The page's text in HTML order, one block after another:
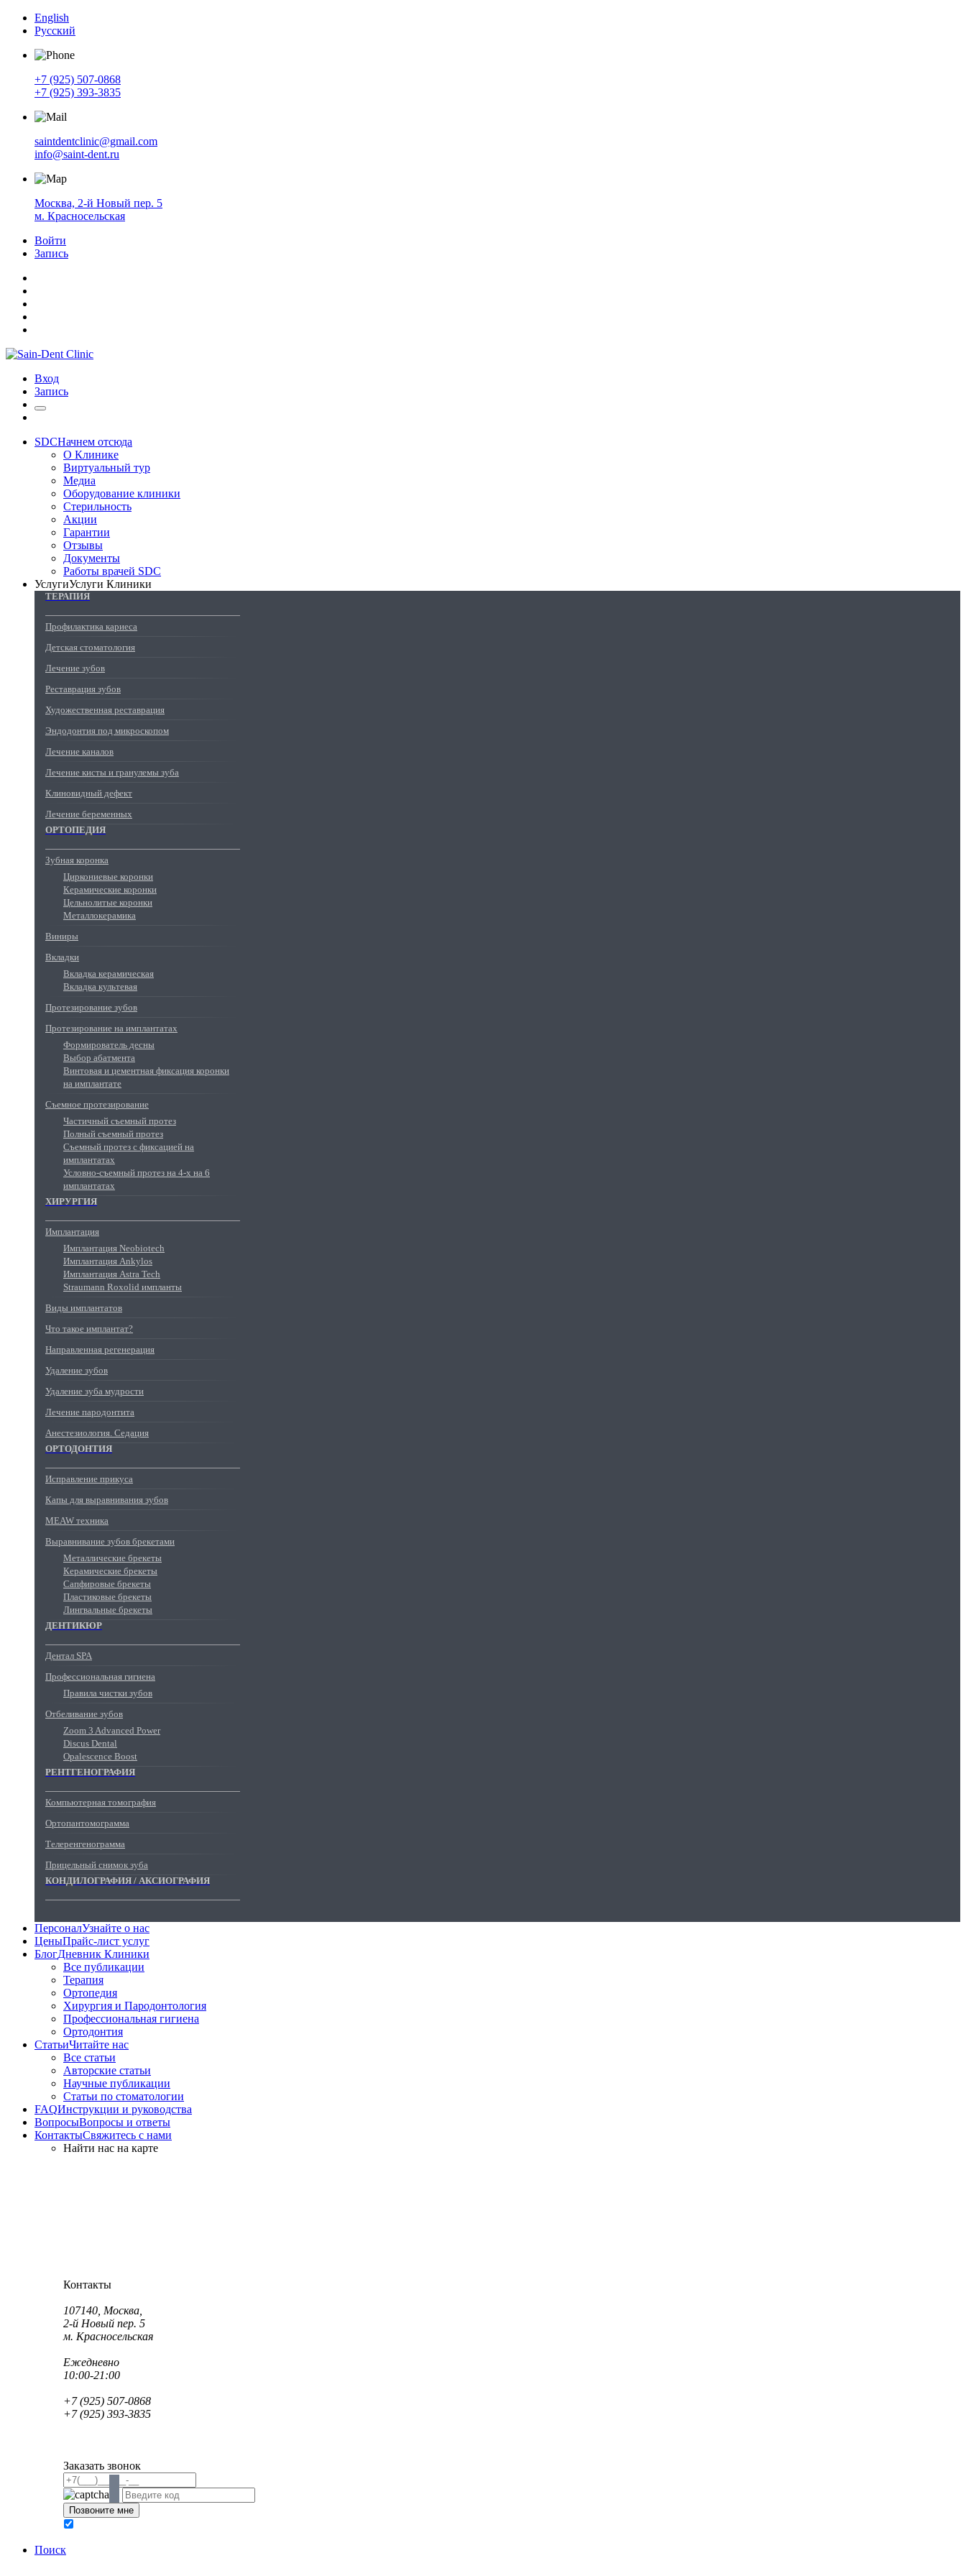
English
Русский
+7 (925) 507-0868
+7 (925) 393-3835
saintdentclinic@gmail.com
info@saint-dent.ru
Москва, 2-й Новый пер. 5
м. Красносельская
Войти
Запись
Вход
Запись
SDCНачнем отсюда
О Клинике
Виртуальный тур
Медиа
Оборудование клиники
Стерильность
Акции
Гарантии
Отзывы
Документы
Работы врачей SDC
УслугиУслуги Клиники
ТЕРАПИЯ
Профилактика кариеса
Детская стоматология
Лечение зубов
Реставрация зубов
Художественная реставрация
Эндодонтия под микроскопом
Лечение каналов
Лечение кисты и гранулемы зуба
Клиновидный дефект
Лечение беременных
ОРТОПЕДИЯ
Зубная коронка
Циркониевые коронки
Керамические коронки
Цельнолитые коронки
Металлокерамика
Виниры
Вкладки
Вкладка керамическая
Вкладка культевая
Протезирование зубов
Протезирование на имплантатах
Формирователь десны
Выбор абатмента
Винтовая и цементная фиксация коронки
на имплантате
Съемное протезирование
Частичный съемный протез
Полный съемный протез
Съемный протез с фиксацией на
имплантатах
Условно-съемный протез на 4-х на 6
имплантатах
ХИРУРГИЯ
Имплантация
Имплантация Neobiotech
Имплантация Ankylos
Имплантация Astra Tech
Straumann Roxolid импланты
Виды имплантатов
Что такое имплантат?
Направленная регенерация
Удаление зубов
Удаление зуба мудрости
Лечение пародонтита
Анестезиология. Седация
ОРТОДОНТИЯ
Исправление прикуса
Капы для выравнивания зубов
MEAW техника
Выравнивание зубов брекетами
Металлические брекеты
Керамические брекеты
Сапфировые брекеты
Пластиковые брекеты
Лингвальные брекеты
ДЕНТИКЮР
Дентал SPA
Профессиональная гигиена
Правила чистки зубов
Отбеливание зубов
Zoom 3 Advanced Power
Discus Dental
Opalescence Boost
РЕНТГЕНОГРАФИЯ
Компьютерная томография
Ортопантомограмма
Телеренгенограмма
Прицельный снимок зуба
КОНДИЛОГРАФИЯ / АКСИОГРАФИЯ
ПерсоналУзнайте о нас
ЦеныПрайс-лист услуг
БлогДневник Клиники
Все публикации
Терапия
Ортопедия
Хирургия и Пародонтология
Профессиональная гигиена
Ортодонтия
СтатьиЧитайте нас
Все статьи
Авторские статьи
Научные публикации
Статьи по стоматологии
FAQИнструкции и руководства
ВопросыВопросы и ответы
КонтактыСвяжитесь с нами
Найти нас на карте
Контакты
107140, Москва,
2-й Новый пер. 5
м. Красносельская
Ежедневно
10:00-21:00
+7 (925) 507-0868
+7 (925) 393-3835
Заказать звонок
Поиск